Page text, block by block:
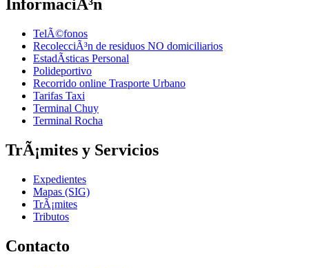
InformaciÃ³n
TelÃ©fonos
RecolecciÃ³n de residuos NO domiciliarios
EstadÃ­sticas Personal
Polideportivo
Recorrido online Trasporte Urbano
Tarifas Taxi
Terminal Chuy
Terminal Rocha
TrÃ¡mites y Servicios
Expedientes
Mapas (SIG)
TrÃ¡mites
Tributos
Contacto